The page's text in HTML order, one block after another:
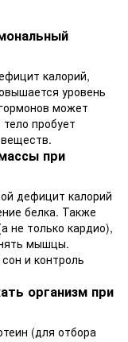
калорий,
уровень
может
пробует
при
дефицит калорий
белка. Также
не только кардио),
мышцы.
и контроль
организм при
(для отбора